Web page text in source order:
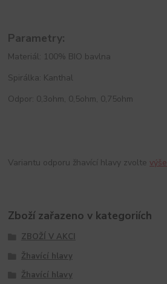
Parametry:
Materiál: 100% BIO bavlna
Spirálka: Kanthal
Odpor: 0,3ohm, 0,5ohm, 0,75ohm
Variantu odporu žhavící hlavy zvoltevýše
Zboží zařazeno v kategoriích
ZBOŽÍ V AKCI
Žhavící hlavy
Žhavící hlavy